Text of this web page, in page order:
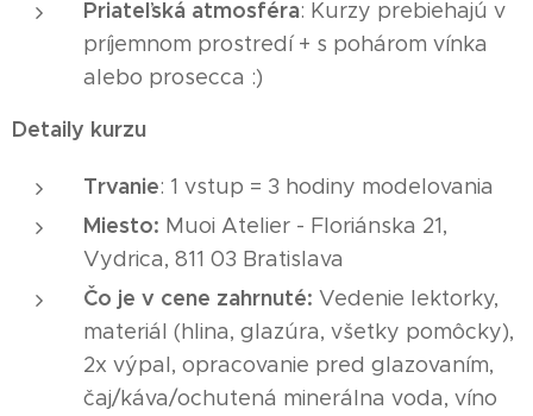
Priateľská atmosféra: Kurzy prebiehajú v
príjemnom prostredí + s pohárom vínka
alebo prosecca :)
Detaily kurzu
Trvanie: 1 vstup = 3 hodiny modelovania
Miesto: Muoi Atelier - Floriánska 21,
Vydrica, 811 03 Bratislava
Čo je v cene zahrnuté: Vedenie lektorky,
materiál (hlina, glazúra, všetky pomôcky),
2x výpal, opracovanie pred glazovaním,
čaj/káva/ochutená minerálna voda, víno